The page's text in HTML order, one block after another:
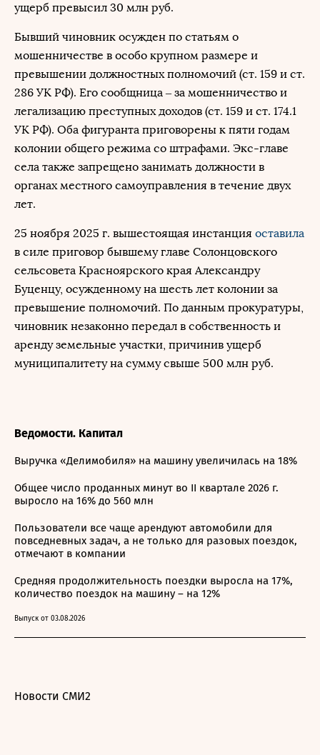
ущерб превысил 30 млн руб.
Бывший чиновник осужден по статьям о
мошенничестве в особо крупном размере и
превышении должностных полномочий (ст. 159 и ст.
286 УК РФ). Его сообщница – за мошенничество и
легализацию преступных доходов (ст. 159 и ст. 174.1
УК РФ). Оба фигуранта приговорены к пяти годам
колонии общего режима со штрафами. Экс-главе
села также запрещено занимать должности в
органах местного самоуправления в течение двух
лет.
25 ноября 2025 г. вышестоящая инстанция оставила
в силе приговор бывшему главе Солонцовского
сельсовета Красноярского края Александру
Буценцу, осужденному на шесть лет колонии за
превышение полномочий. По данным прокуратуры,
чиновник незаконно передал в собственность и
аренду земельные участки, причинив ущерб
муниципалитету на сумму свыше 500 млн руб.
Ведомости. Капитал
Выручка «Делимобиля» на машину увеличилась на 18%
Общее число проданных минут во II квартале 2026 г.
выросло на 16% до 560 млн
Пользователи все чаще арендуют автомобили для
повседневных задач, а не только для разовых поездок,
отмечают в компании
Средняя продолжительность поездки выросла на 17%,
количество поездок на машину – на 12%
Выпуск от 03.08.2026
Новости СМИ2